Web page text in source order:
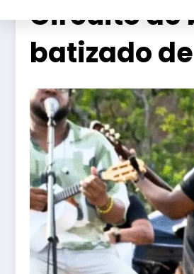
Circuito de
batizado